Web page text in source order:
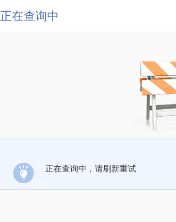
正在查询中
正在查询中，请刷新重试